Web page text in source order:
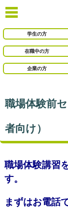
学生の方
在職中の方
企業の方
職場体験前
者向け）
職場体験講習
す。
まずはお電話